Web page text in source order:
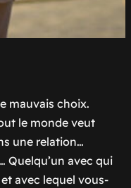
mauvais choix.
le monde veut
une relation…
Quelqu’un avec qui
avec lequel vous-